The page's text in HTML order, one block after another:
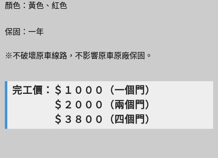
顏色：黃色、紅色
保固：一年
※不破壞原車線路，不影響原車原廠保固。
完工價：＄１０００（一個門）
＄２０００（兩個門）
＄３８００（四個門）